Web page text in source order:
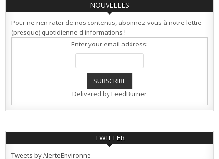
NOUVELLES
Pour ne rien rater de nos contenus, abonnez-vous à notre lettre
(presque) quotidienne d'informations !
Enter your email address:
Delivered byFeedBurner
TWITTER
Tweets by AlerteEnvironne